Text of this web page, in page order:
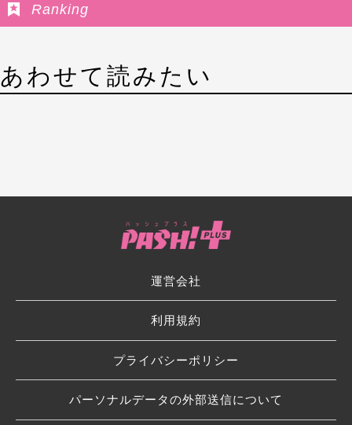
Ranking
あわせて読みたい
運営会社
利用規約
プライバシーポリシー
パーソナルデータの外部送信について